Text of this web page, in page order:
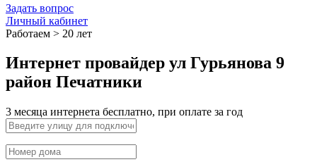
Задать вопрос
Личный кабинет
Работаем > 20 лет
Интернет провайдер ул Гурьянова 9
район Печатники
3 месяца интернета бесплатно, при оплате за год